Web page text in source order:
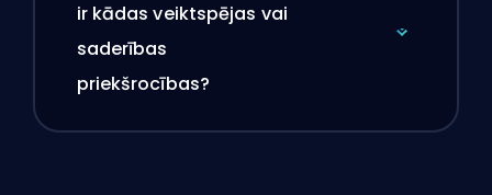
ir kādas veiktspējas vai
saderības
priekšrocības?